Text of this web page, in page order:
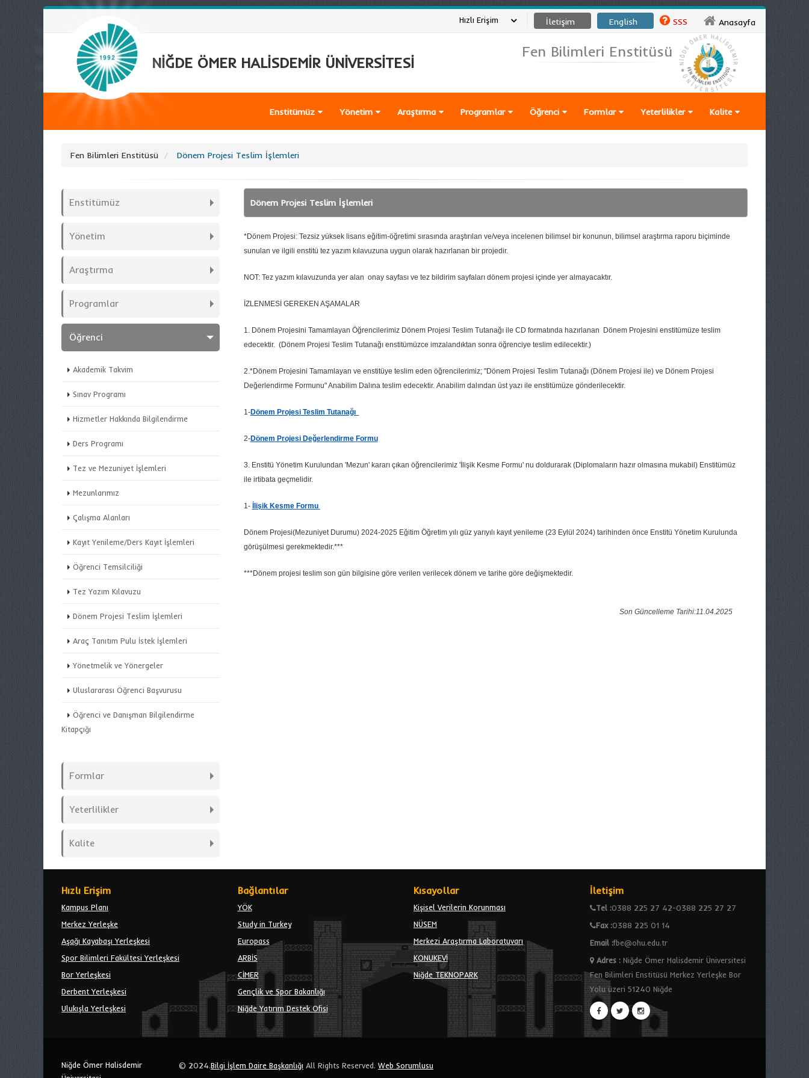
Anasayfa
SSS
English
İletişim
Hızlı Erişim
NİĞDE ÖMER HALİSDEMİR ÜNİVERSİTESİ
Fen Bilimleri Enstitüsü
Enstitümüz Yönetim Araştırma Programlar Öğrenci Formlar Yeterlilikler Kalite
Fen Bilimleri Enstitüsü Dönem Projesi Teslim İşlemleri
Enstitümüz
Yönetim
Araştırma
Programlar
Öğrenci
Akademik Takvim
Sınav Programı
Hizmetler Hakkında Bilgilendirme
Ders Programı
Tez ve Mezuniyet İşlemleri
Mezunlarımız
Çalışma Alanları
Kayıt Yenileme/Ders Kayıt İşlemleri
Öğrenci Temsilciliği
Tez Yazım Kılavuzu
Dönem Projesi Teslim İşlemleri
Araç Tanıtım Pulu İstek İşlemleri
Yönetmelik ve Yönergeler
Uluslararası Öğrenci Başvurusu
Öğrenci ve Danışman Bilgilendirme
Kitapçığı
Formlar
Yeterlilikler
Kalite
Dönem Projesi Teslim İşlemleri
*Dönem Projesi: Tezsiz yüksek lisans eğitim-öğretimi sırasında araştırılan ve/veya incelenen bilimsel bir konunun, bilimsel araştırma raporu biçiminde
sunulan ve ilgili enstitü tez yazım kılavuzuna uygun olarak hazırlanan bir projedir.
NOT: Tez yazım kılavuzunda yer alan onay sayfası ve tez bildirim sayfaları dönem projesi içinde yer almayacaktır.
İZLENMESİ GEREKEN AŞAMALAR
1. Dönem Projesini Tamamlayan Öğrencilerimiz Dönem Projesi Teslim Tutanağı ile CD formatında hazırlanan Dönem Projesini enstitümüze teslim
edecektir. (Dönem Projesi Teslim Tutanağı enstitümüzce imzalandıktan sonra öğrenciye teslim edilecektir.)
2.*Dönem Projesini Tamamlayan ve enstitüye teslim eden öğrencilerimiz; "Dönem Projesi Teslim Tutanağı (Dönem Projesi ile) ve Dönem Projesi
Değerlendirme Formunu" Anabilim Dalına teslim edecektir. Anabilim dalından üst yazı ile enstitümüze gönderilecektir.
1-Dönem Projesi Teslim Tutanağı
2-Dönem Projesi Değerlendirme Formu
3. Enstitü Yönetim Kurulundan 'Mezun' kararı çıkan öğrencilerimiz 'İlişik Kesme Formu' nu doldurarak (Diplomaların hazır olmasına mukabil) Enstitümüz
ile irtibata geçmelidir.
1- İlişik Kesme Formu
Dönem Projesi(Mezuniyet Durumu) 2024-2025 Eğitim Öğretim yılı güz yarıyılı kayıt yenileme (23 Eylül 2024) tarihinden önce Enstitü Yönetim Kurulunda
görüşülmesi gerekmektedir.***
***Dönem projesi teslim son gün bilgisine göre verilen verilecek dönem ve tarihe göre değişmektedir.
Son Güncelleme Tarihi:11.04.2025
Hızlı Erişim
Kampus Planı
Merkez Yerleşke
Aşağı Kayabaşı Yerleşkesi
Spor Bilimleri Fakültesi Yerleşkesi
Bor Yerleşkesi
Derbent Yerleşkesi
Ulukışla Yerleşkesi
Bağlantılar
YÖK
Study in Turkey
Europass
ARBİS
CİMER
Gençlik ve Spor Bakanlığı
Niğde Yatırım Destek Ofisi
Kısayollar
Kişisel Verilerin Korunması
NÜSEM
Merkezi Araştırma Laboratuvarı
KONUKEVİ
Niğde TEKNOPARK
İletişim
Tel :0388 225 27 42-0388 225 27 27
Fax :0388 225 01 14
Email :fbe@ohu.edu.tr
Adres:Niğde Ömer Halisdemir Üniversitesi
Fen Bilimleri Enstitüsü Merkez Yerleşke Bor
Yolu üzeri 51240 Niğde
Niğde Ömer Halisdemir
© 2024.Bilgi İşlem Daire Başkanlığı All Rights Reserved. Web Sorumlusu